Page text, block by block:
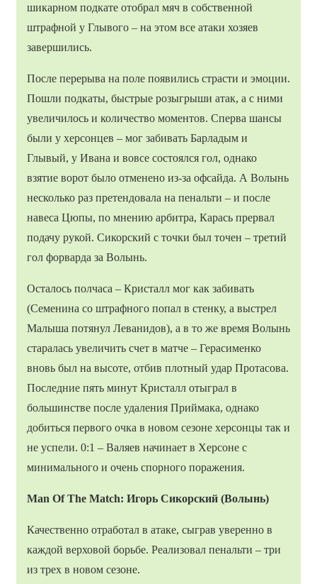
шикарном подкате отобрал мяч в собственной
штрафной у Глывого – на этом все атаки хозяев
завершились.
После перерыва на поле появились страсти и эмоции.
Пошли подкаты, быстрые розыгрыши атак, а с ними
увеличилось и количество моментов. Сперва шансы
были у херсонцев – мог забивать Барладым и
Глывый, у Ивана и вовсе состоялся гол, однако
взятие ворот было отменено из-за офсайда. А Волынь
несколько раз претендовала на пенальти – и после
навеса Цюпы, по мнению арбитра, Карась прервал
подачу рукой. Сикорский с точки был точен – третий
гол форварда за Волынь.
Осталось полчаса – Кристалл мог как забивать
(Семенина со штрафного попал в стенку, а выстрел
Малыша потянул Леванидов), а в то же время Волынь
старалась увеличить счет в матче – Герасименко
вновь был на высоте, отбив плотный удар Протасова.
Последние пять минут Кристалл отыграл в
большинстве после удаления Приймака, однако
добиться первого очка в новом сезоне херсонцы так и
не успели. 0:1 – Валяев начинает в Херсоне с
минимального и очень спорного поражения.
Man Of The Match: Игорь Сикорский (Волынь)
Качественно отработал в атаке, сыграв уверенно в
каждой верховой борьбе. Реализовал пенальти – три
из трех в новом сезоне.